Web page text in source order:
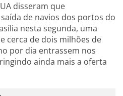
disseram que
de navios dos portos do
nesta segunda, uma
cerca de dois milhões de
por dia entrassem nos
ainda mais a oferta